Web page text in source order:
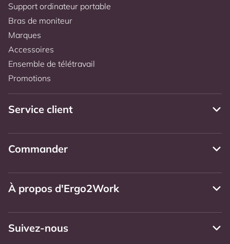
Support ordinateur portable
Bras de moniteur
Marques
Accessoires
Ensemble de télétravail
Promotions
Service client
Commander
À propos d'Ergo2Work
Suivez-nous